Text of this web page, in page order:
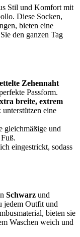
Stil und Komfort mit
Diese Socken,
bieten eine
den ganzen Tag
Zehennaht
Passform.
breite, extrem
eine
gleichmäßige und
eingestrickt, sodass
Schwarz und
jedem Outfit und
bieten sie
Waschen weich und